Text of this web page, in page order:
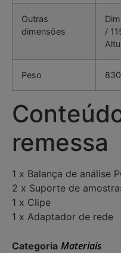
Outras
dimensões
/
Peso
remessa
1 x Balança de análise
2 x Suporte de
1 x Clipe
1 x Adaptador de rede
Categoria Materiais